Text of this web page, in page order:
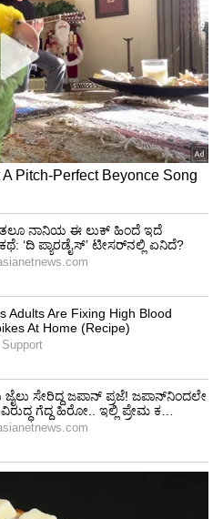
ಶುರು ಮಾಡಿದ.
ಬಹಳ ವಿಷಯ ಗೊತ್ತು! ನಾನು
ಸಾಕಷ್ಟು ವಿಚಾರಗಳನ್ನು
ಆಗ್ತಾ ಇದೆ, ನಿಮ್ಮ
ತೋಡಿಕೊಂಡಿದ್ದ.
ಮಾತನಾಡಬೇಡ, ನಿನ್ನ